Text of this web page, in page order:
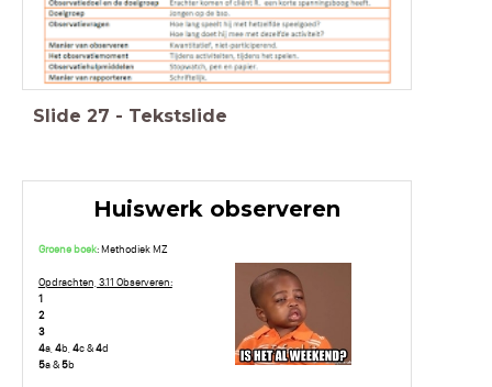
Slide 27 - Tekstslide
Huiswerk observeren
Groene boek: Methodiek MZ
Opdrachten, 3.11 Observeren:
1
2
3
4a, 4b, 4c &4d
5a &5b